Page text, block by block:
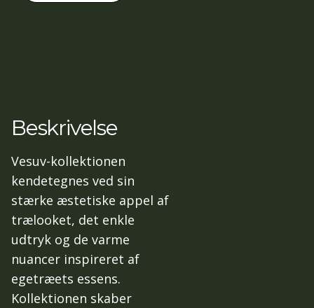
Beskrivelse
Vesuv-kollektionen
kendetegnes ved sin
stærke æstetiske appel af
trælooket, det enkle
udtryk og de varme
nuancer inspireret af
egetræets essens.
Kollektionen skaber